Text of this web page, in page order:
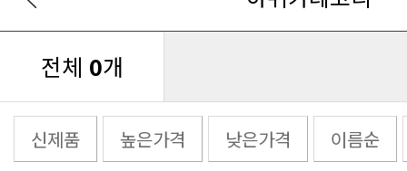
전체 0개
신제품 높은가격 낮은가격 이름순